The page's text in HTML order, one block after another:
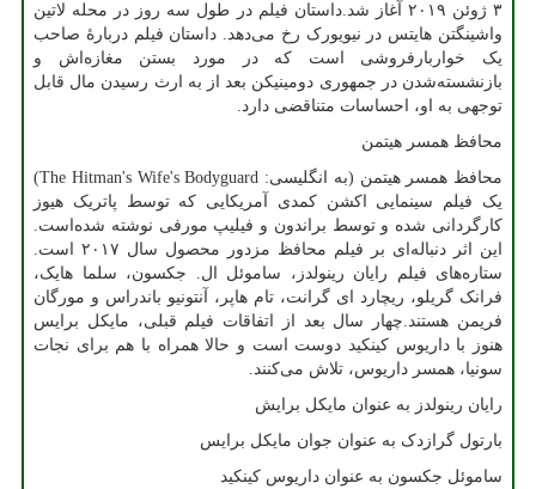
۳ ژوئن ۲۰۱۹ آغاز شد.داستان فیلم در طول سه روز در محله لاتین
واشینگتن هایتس در نیویورک رخ می‌دهد. داستان فیلم دربارهٔ صاحب
یک خواربارفروشی است که در مورد بستن مغازه‌اش و
بازنشسته‌شدن در جمهوری دومینیکن بعد از به ارث رسیدن مال قابل
توجهی به او، احساسات متناقضی دارد.
محافظ همسر هیتمن
محافظ همسر هیتمن (به انگلیسی: The Hitman's Wife's Bodyguard
)
یک فیلم سینمایی اکشن کمدی آمریکایی که توسط پاتریک هیوز
کارگردانی شده و توسط براندون و فیلیپ مورفی نوشته شده‌است.
این اثر دنباله‌ای بر فیلم محافظ مزدور محصول سال ۲۰۱۷ است.
ستاره‌های فیلم رایان رینولدز، ساموئل ال. جکسون، سلما هایک،
فرانک گریلو، ریچارد ای گرانت، تام هاپر، آنتونیو باندراس و مورگان
فریمن هستند.چهار سال بعد از اتفاقات فیلم قبلی، مایکل برایس
هنوز با داریوس کینکید دوست است و حالا همراه با هم برای نجات
سونیا، همسر داریوس، تلاش می‌کنند.
رایان رینولدز به عنوان مایکل برایش
بارتول گرازدک به عنوان جوان مایکل برایس
ساموئل جکسون به عنوان داریوس کینکید